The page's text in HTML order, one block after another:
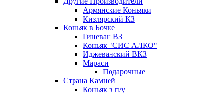
Армянские Коньяки
Кизлярский КЗ
Коньяк в Бочке
Гиневан ВЗ
Коньяк "СИС АЛКО"
Иджеванский ВКЗ
Мараси
Подарочные
Страна Камней
Коньяк в п/у